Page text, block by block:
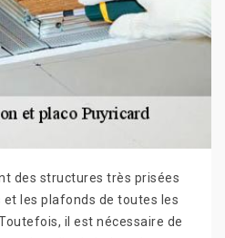
des structures très prisées
les plafonds de toutes les
il est nécessaire de